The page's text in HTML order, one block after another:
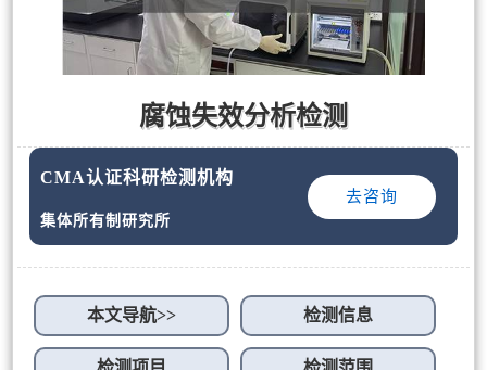
腐蚀失效分析检测
CMA认证科研检测机构
集体所有制研究所
去咨询
本文导航>> 检测信息